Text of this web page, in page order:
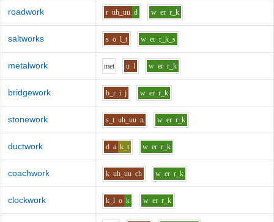
roadwork r uh_uu d w er r_k
saltworks s o l_t w er r_k_s
metalwork met u l w er r_k
bridgework b_r i j w er r_k
stonework s_t uh_uu n w er r_k
ductwork d a k_t w er r_k
coachwork k uh_uu ch w er r_k
clockwork k_l o k w er r_k